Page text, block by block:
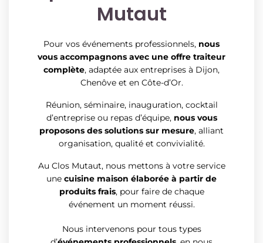
Mutaut
Pour vos événements professionnels, nous
vous accompagnons avec une offre traiteur
complète, adaptée aux entreprises à Dijon,
Chenôve et en Côte-d’Or.
Réunion, séminaire, inauguration, cocktail
d’entreprise ou repas d’équipe, nous vous
proposons des solutions sur mesure, alliant
organisation, qualité et convivialité.
Au Clos Mutaut, nous mettons à votre service
une cuisine maison élaborée à partir de
produits frais, pour faire de chaque
événement un moment réussi.
Nous intervenons pour tous types